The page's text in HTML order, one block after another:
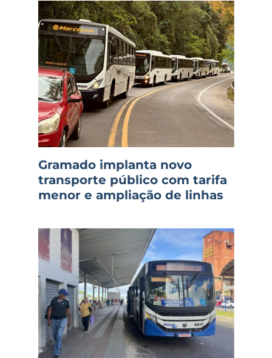
Gramado implanta novo
transporte público com tarifa
menor e ampliação de linhas